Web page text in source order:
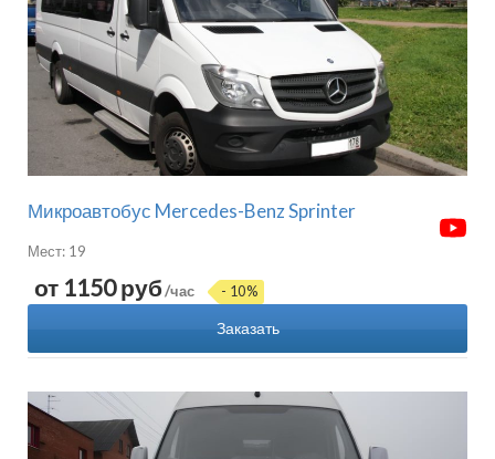
Микроавтобус Mercedes-Benz Sprinter
Мест: 19
от 1150 руб/час - 10%
Заказать